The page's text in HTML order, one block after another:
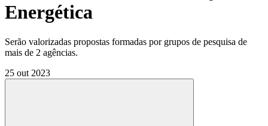
Energética
Serão valorizadas propostas formadas por grupos de pesquisa de
mais de 2 agências.
25 out 2023